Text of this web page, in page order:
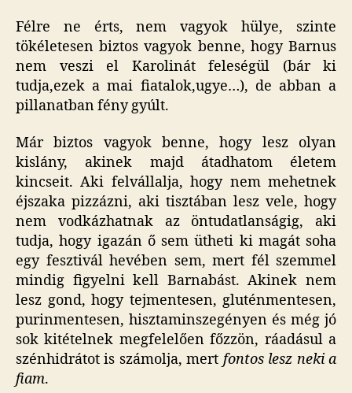
Félre ne érts, nem vagyok hülye, szinte
tökéletesen biztos vagyok benne, hogy Barnus
nem veszi el Karolinát feleségül (bár ki
tudja,ezek a mai fiatalok,ugye…), de abban a
pillanatban fény gyúlt.
Már biztos vagyok benne, hogy lesz olyan
kislány, akinek majd átadhatom életem
kincseit. Aki felvállalja, hogy nem mehetnek
éjszaka pizzázni, aki tisztában lesz vele, hogy
nem vodkázhatnak az öntudatlanságig, aki
tudja, hogy igazán ő sem ütheti ki magát soha
egy fesztivál hevében sem, mert fél szemmel
mindig figyelni kell Barnabást. Akinek nem
lesz gond, hogy tejmentesen, gluténmentesen,
purinmentesen, hisztaminszegényen és még jó
sok kitételnek megfelelően főzzön, ráadásul a
szénhidrátot is számolja, mert fontos lesz neki a
fiam.